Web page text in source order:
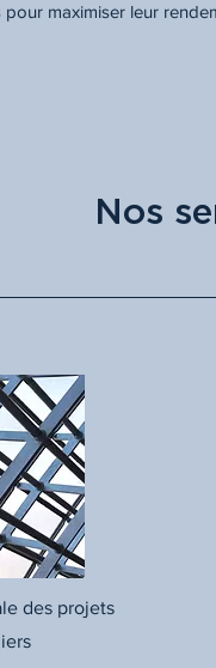
maximiser leur
Nos
des projets